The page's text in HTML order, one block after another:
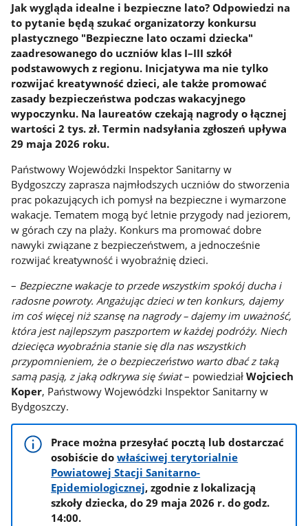
Jak wygląda idealne i bezpieczne lato? Odpowiedzi na
to pytanie będą szukać organizatorzy konkursu
plastycznego "Bezpieczne lato oczami dziecka"
zaadresowanego do uczniów klas I–III szkół
podstawowych z regionu. Inicjatywa ma nie tylko
rozwijać kreatywność dzieci, ale także promować
zasady bezpieczeństwa podczas wakacyjnego
wypoczynku. Na laureatów czekają nagrody o łącznej
wartości 2 tys. zł. Termin nadsyłania zgłoszeń upływa
29 maja 2026 roku.
Państwowy Wojewódzki Inspektor Sanitarny w
Bydgoszczy zaprasza najmłodszych uczniów do stworzenia
prac pokazujących ich pomysł na bezpieczne i wymarzone
wakacje. Tematem mogą być letnie przygody nad jeziorem,
w górach czy na plaży. Konkurs ma promować dobre
nawyki związane z bezpieczeństwem, a jednocześnie
rozwijać kreatywność i wyobraźnię dzieci.
– Bezpieczne wakacje to przede wszystkim spokój ducha i
radosne powroty. Angażując dzieci w ten konkurs, dajemy
im coś więcej niż szansę na nagrody – dajemy im uważność,
która jest najlepszym paszportem w każdej podróży. Niech
dziecięca wyobraźnia stanie się dla nas wszystkich
przypomnieniem, że o bezpieczeństwo warto dbać z taką
samą pasją, z jaką odkrywa się świat– powiedziałWojciech
Koper, Państwowy Wojewódzki Inspektor Sanitarny w
Bydgoszczy.
Prace można przesyłać pocztą lub dostarczać
osobiście dowłaściwej terytorialnie
Powiatowej Stacji Sanitarno-
Epidemiologicznej, zgodnie z lokalizacją
szkoły dziecka, do 29 maja 2026 r. do godz.
14:00.